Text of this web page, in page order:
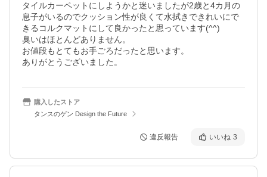
タイルカーペットにしようかと迷いましたが2歳と4カ月の
息子がいるのでクッション性が良くて水拭きできれいにで
きるコルクマットにして良かったと思っています(^^)
臭いはほとんどありません。
お値段もとてもお手ごろだったと思います。
ありがとうございました。
購入したストア
タンスのゲン Design the Future
違反報告 いいね 3